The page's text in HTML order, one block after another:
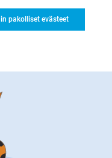
pakolliset evästeet
suunniteltu.